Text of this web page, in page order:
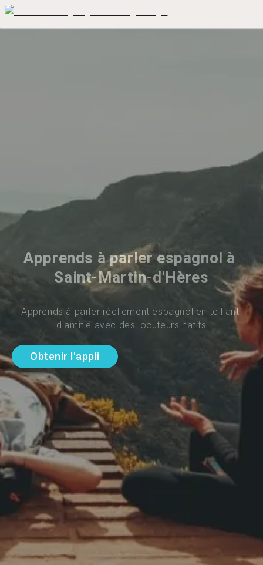
Apprends à parler espagnol à
Saint-Martin-d'Hères
Apprends à parler réellement espagnol en te liant
d'amitié avec des locuteurs natifs
Obtenir l'appli